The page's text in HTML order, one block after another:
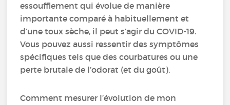
essoufflement qui évolue de manière
importante comparé à habituellement et
d’une toux sèche, il peut s’agir du COVID-19.
Vous pouvez aussi ressentir des symptômes
spécifiques tels que des courbatures ou une
perte brutale de l’odorat (et du goût).
Comment mesurer l’évolution de mon